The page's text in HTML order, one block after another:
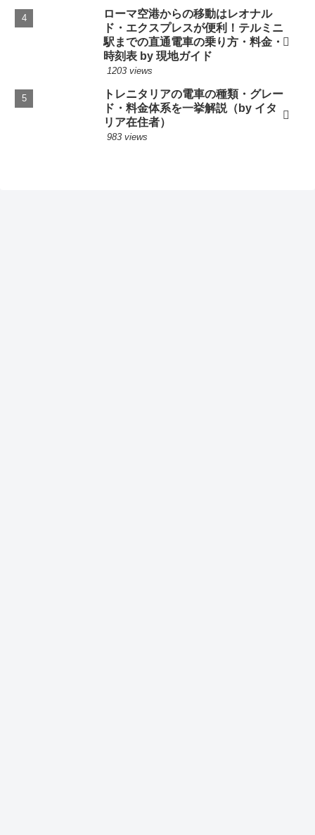
ローマ空港からの移動はレオナル
ド・エクスプレスが便利！テルミニ
駅までの直通電車の乗り方・料金・
時刻表 by 現地ガイド
1203 views
トレニタリアの電車の種類・グレー
ド・料金体系を一挙解説（by イタ
リア在住者）
983 views